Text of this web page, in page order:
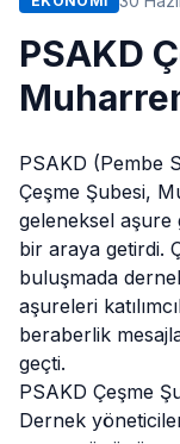
PSAKD
PSAKD (Pembe
Çeşme Şubesi,
geleneksel aşure
bir araya getirdi.
buluşmada
aşureleri
beraberlik
geçti.
PSAKD Çeşme
Dernek